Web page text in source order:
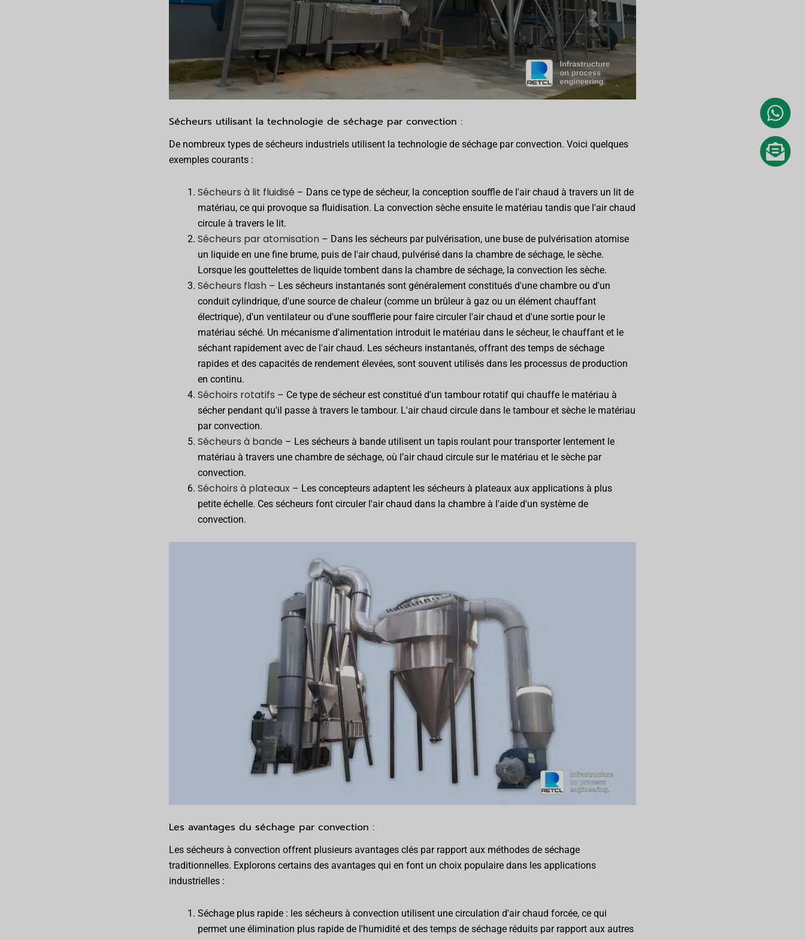
Sécheurs utilisant la technologie de séchage par convection :
De nombreux types de sécheurs industriels utilisent la technologie de séchage par convection. Voici quelques
exemples courants :
Sécheurs à lit fluidisé – Dans ce type de sécheur, la conception souffle de l'air chaud à travers un lit de
matériau, ce qui provoque sa fluidisation. La convection sèche ensuite le matériau tandis que l'air chaud
circule à travers le lit.
Sécheurs par atomisation – Dans les sécheurs par pulvérisation, une buse de pulvérisation atomise
un liquide en une fine brume, puis de l'air chaud, pulvérisé dans la chambre de séchage, le sèche.
Lorsque les gouttelettes de liquide tombent dans la chambre de séchage, la convection les sèche.
Sécheurs flash – Les sécheurs instantanés sont généralement constitués d'une chambre ou d'un
conduit cylindrique, d'une source de chaleur (comme un brûleur à gaz ou un élément chauffant
électrique), d'un ventilateur ou d'une soufflerie pour faire circuler l'air chaud et d'une sortie pour le
matériau séché. Un mécanisme d'alimentation introduit le matériau dans le sécheur, le chauffant et le
séchant rapidement avec de l'air chaud. Les sécheurs instantanés, offrant des temps de séchage
rapides et des capacités de rendement élevées, sont souvent utilisés dans les processus de production
en continu.
Séchoirs rotatifs – Ce type de sécheur est constitué d'un tambour rotatif qui chauffe le matériau à
sécher pendant qu'il passe à travers le tambour. L'air chaud circule dans le tambour et sèche le matériau
par convection.
Sécheurs à bande – Les sécheurs à bande utilisent un tapis roulant pour transporter lentement le
matériau à travers une chambre de séchage, où l’air chaud circule sur le matériau et le sèche par
convection.
Séchoirs à plateaux – Les concepteurs adaptent les sécheurs à plateaux aux applications à plus
petite échelle. Ces sécheurs font circuler l'air chaud dans la chambre à l'aide d'un système de
convection.
Les avantages du séchage par convection :
Les sécheurs à convection offrent plusieurs avantages clés par rapport aux méthodes de séchage
traditionnelles. Explorons certains des avantages qui en font un choix populaire dans les applications
industrielles :
Séchage plus rapide : les sécheurs à convection utilisent une circulation d'air chaud forcée, ce qui
permet une élimination plus rapide de l'humidité et des temps de séchage réduits par rapport aux autres